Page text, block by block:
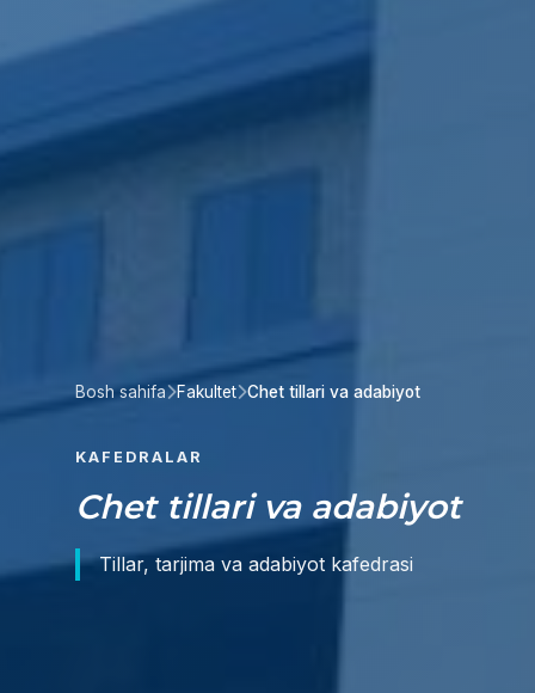
Bosh sahifa Fakultet Chet tillari va adabiyot
KAFEDRALAR
Chet tillari va adabiyot
Tillar, tarjima va adabiyot kafedrasi